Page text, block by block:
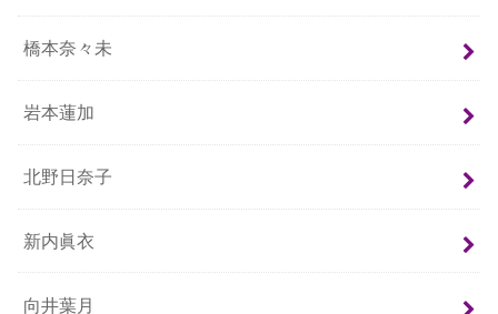
橋本奈々未
岩本蓮加
北野日奈子
新内眞衣
向井葉月